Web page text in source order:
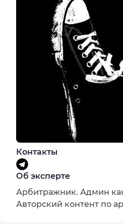
Контакты
Об эксперте
Арбитражник. Админ
Авторский контент по